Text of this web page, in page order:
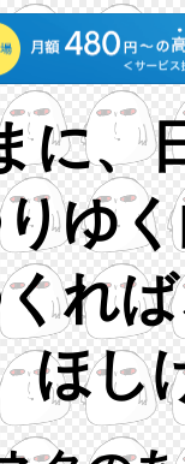
に、
ゆ
れ
ほし